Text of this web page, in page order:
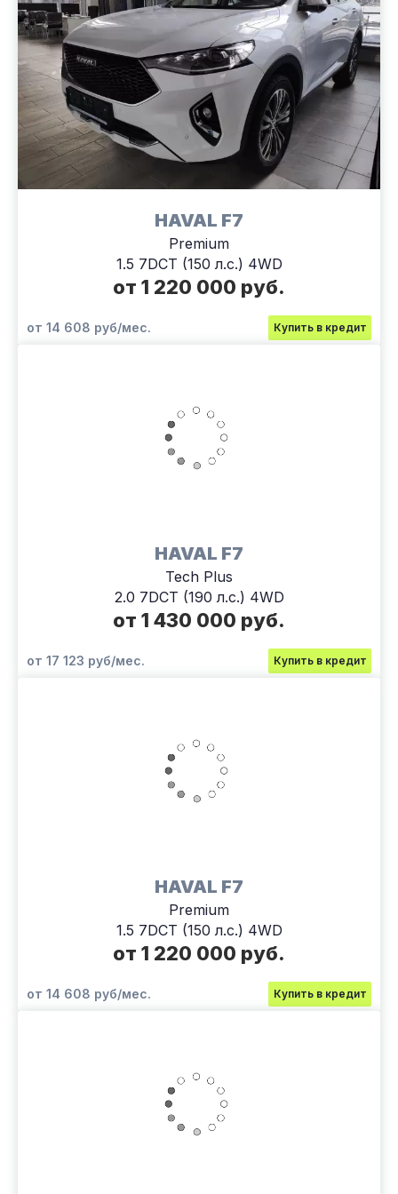
HAVAL F7
Premium
1.5 7DCT (150 л.с.) 4WD
от 1 220 000 руб.
от 14 608 руб/мес. Купить в кредит
HAVAL F7
Tech Plus
2.0 7DCT (190 л.с.) 4WD
от 1 430 000 руб.
от 17 123 руб/мес. Купить в кредит
HAVAL F7
Premium
1.5 7DCT (150 л.с.) 4WD
от 1 220 000 руб.
от 14 608 руб/мес. Купить в кредит